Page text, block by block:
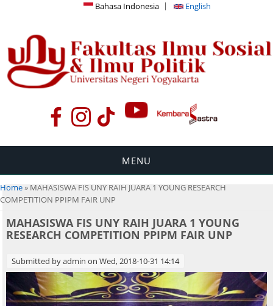
Bahasa Indonesia English
MENU
You are here
Home» MAHASISWA FIS UNY RAIH JUARA 1 YOUNG RESEARCH
COMPETITION PPIPM FAIR UNP
MAHASISWA FIS UNY RAIH JUARA 1 YOUNG
RESEARCH COMPETITION PPIPM FAIR UNP
Submitted byadmin on Wed, 2018-10-31 14:14